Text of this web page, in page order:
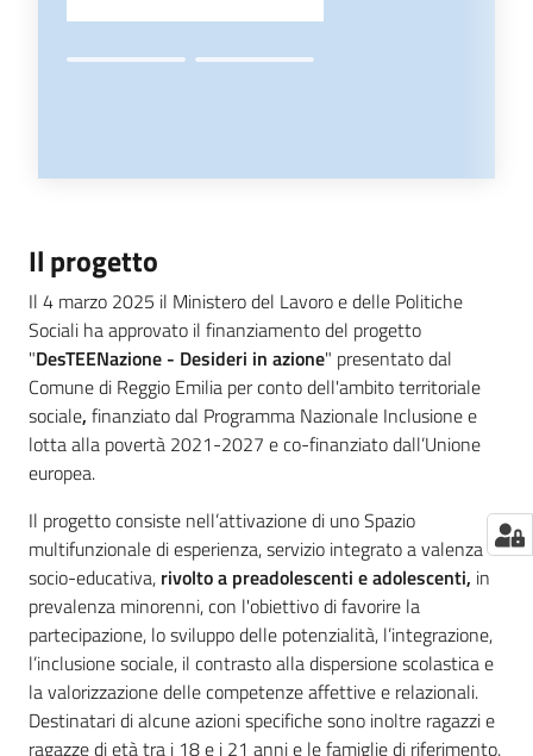
Il progetto
Il 4 marzo 2025 il Ministero del Lavoro e delle Politiche
Sociali ha approvato il finanziamento del progetto
"DesTEENazione - Desideri in azione" presentato dal
Comune di Reggio Emilia per conto dell'ambito territoriale
sociale, finanziato dal Programma Nazionale Inclusione e
lotta alla povertà 2021-2027 e co-finanziato dall’Unione
europea.
Il progetto consiste nell’attivazione di uno Spazio
multifunzionale di esperienza, servizio integrato a valenza
socio-educativa, rivolto a preadolescenti e adolescenti, in
prevalenza minorenni, con l'obiettivo di favorire la
partecipazione, lo sviluppo delle potenzialità, l’integrazione,
l’inclusione sociale, il contrasto alla dispersione scolastica e
la valorizzazione delle competenze affettive e relazionali.
Destinatari di alcune azioni specifiche sono inoltre ragazzi e
ragazze di età tra i 18 e i 21 anni e le famiglie di riferimento.